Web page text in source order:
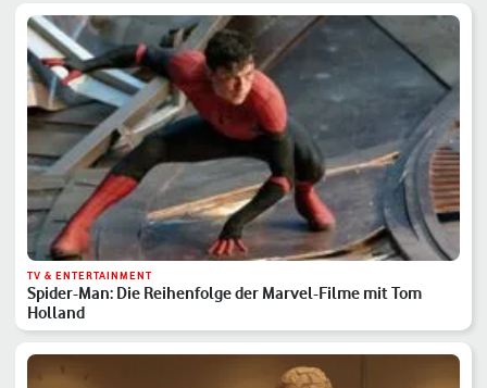
TV & ENTERTAINMENT
Spider-Man: Die Reihenfolge der Marvel-Filme mit Tom
Holland